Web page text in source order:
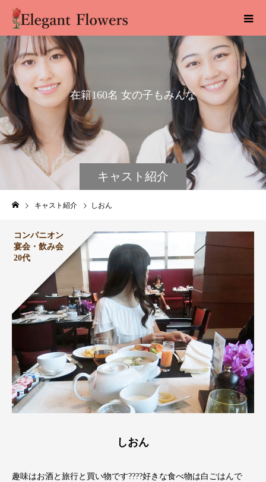
キャスト紹介
在籍 160名 女の子もみんな仲良し です
キャスト紹介 しおん
コンパニオン
宴会・飲み会
20代
しおん
趣味はお酒と旅行と買い物です????好きな食べ物は白ごはんで